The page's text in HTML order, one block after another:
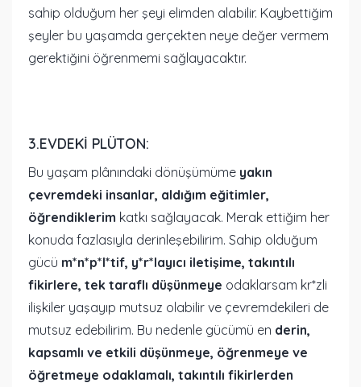
sahip olduğum her şeyi elimden alabilir. Kaybettiğim
şeyler bu yaşamda gerçekten neye değer vermem
gerektiğini öğrenmemi sağlayacaktır.
3.EVDEKI PLÜTON:
Bu yaşam plânındaki dönüşümüme yakın
çevremdeki insanlar, aldığım eğitimler,
öğrendiklerim katkı sağlayacak. Merak ettiğim her
konuda fazlasıyla derinleşebilirim. Sahip olduğum
gücü m*n*p*l*tif, y*r*layıcı iletişime, takıntılı
fikirlere, tek taraflı düşünmeye odaklarsam kr*zli
ilişkiler yaşayıp mutsuz olabilir ve çevremdekileri de
mutsuz edebilirim. Bu nedenle gücümü en derin,
kapsamlı ve etkili düşünmeye, öğrenmeye ve
öğretmeye odaklamalı, takıntılı fikirlerden